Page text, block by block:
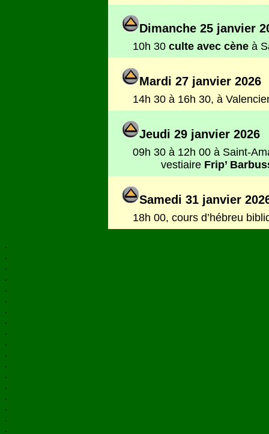
Dimanche 25 janvier
10h 30 culte avec cèneà
Mardi 27 janvier 2026
14h 30 à 16h 30, à
Jeudi 29 janvier 2026
09h 30 à 12h 00 à Saint-
vestiaire Frip’
Samedi 31 janvier
18h 00, cours d’hébreu
.
.
.
.
.
.
.
.
.
.
.
.
.
.
.
.
.
.